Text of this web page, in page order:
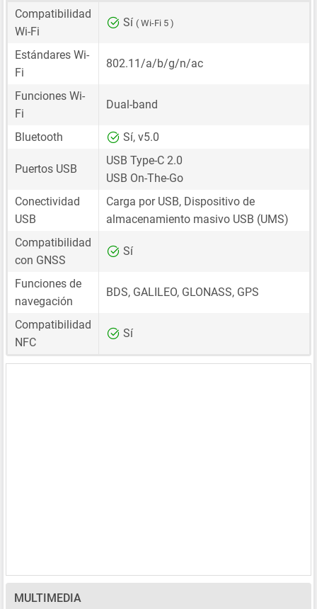
Compatibilidad
Wi-Fi
Sí ( Wi-Fi 5 )
Estándares Wi-
Fi
802.11/a/b/g/n/ac
Funciones Wi-
Fi
Dual-band
Bluetooth Sí, v5.0
Puertos USB
USB Type-C 2.0
USB On-The-Go
Conectividad
USB
Carga por USB, Dispositivo de
almacenamiento masivo USB (UMS)
Compatibilidad
con GNSS
Sí
Funciones de
navegación
BDS, GALILEO, GLONASS, GPS
Compatibilidad
NFC
Sí
MULTIMEDIA